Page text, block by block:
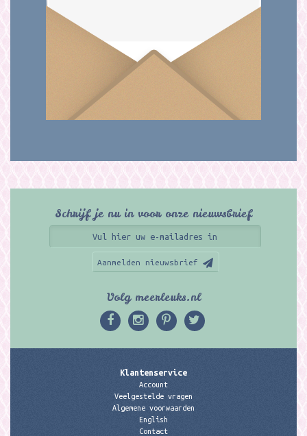
Schrijf je nu in voor onze nieuwsbrief
Aanmelden nieuwsbrief
Volg meerleuks.nl
Klantenservice
Account
Veelgestelde vragen
Algemene voorwaarden
English
Contact